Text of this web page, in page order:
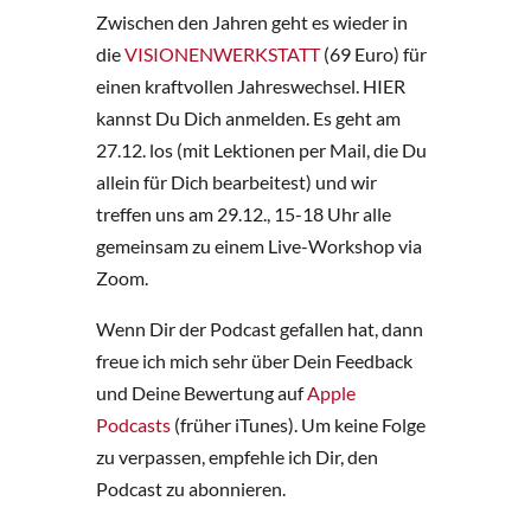
Zwischen den Jahren geht es wieder in
dieVISIONENWERKSTATT(69 Euro) für
einen kraftvollen Jahreswechsel. HIER
kannst Du Dich anmelden. Es geht am
27.12. los (mit Lektionen per Mail, die Du
allein für Dich bearbeitest) und wir
treffen uns am 29.12., 15-18 Uhr alle
gemeinsam zu einem Live-Workshop via
Zoom.
Wenn Dir der Podcast gefallen hat, dann
freue ich mich sehr über Dein Feedback
und Deine Bewertung aufApple
Podcasts(früher iTunes). Um keine Folge
zu verpassen, empfehle ich Dir, den
Podcast zu abonnieren.